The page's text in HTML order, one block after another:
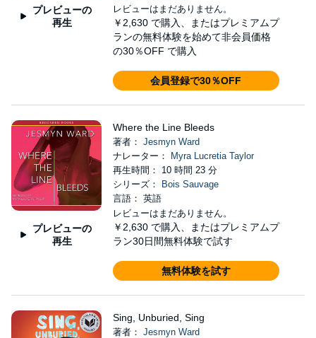
プレビューの
再生
レビューはまだありません。
￥2,630 で購入、またはプレミアムプ
ランの無料体験を始めて非会員価格
の30％OFF で購入
会員登録で30％OFF
プレビューの
再生
Where the Line Bleeds
著者： Jesmyn Ward
ナレーター：
Myra Lucretia Taylor
再生時間： 10 時間 23 分
シリーズ：
Bois Sauvage
言語： 英語
レビューはまだありません。
￥2,630 で購入、またはプレミアムプ
ラン30日間無料体験で試す
無料体験を試す
Sing, Unburied, Sing
著者： Jesmyn Ward